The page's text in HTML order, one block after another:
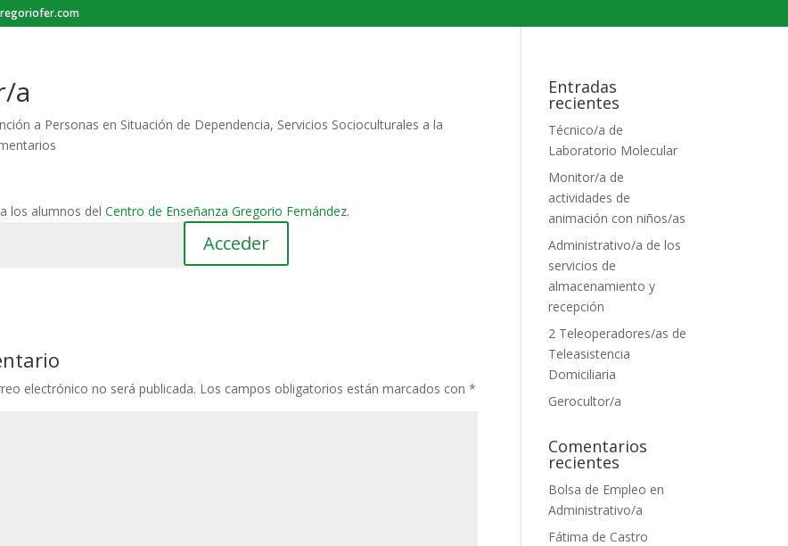
a
a Personas en Situación de Dependencia, Servicios Socioculturales a la
los alumnos del Centro de Enseñanza Gregorio Fernández.
electrónico no será publicada. Los campos obligatorios están marcados con *
Entradas
recientes
Técnico/a de
Laboratorio Molecular
Monitor/a de
actividades de
animación con niños/as
Administrativo/a de los
servicios de
almacenamiento y
recepción
2 Teleoperadores/as de
Teleasistencia
Domiciliaria
Gerocultor/a
Comentarios
recientes
Bolsa de Empleo en
Administrativo/a
Fátima de Castro